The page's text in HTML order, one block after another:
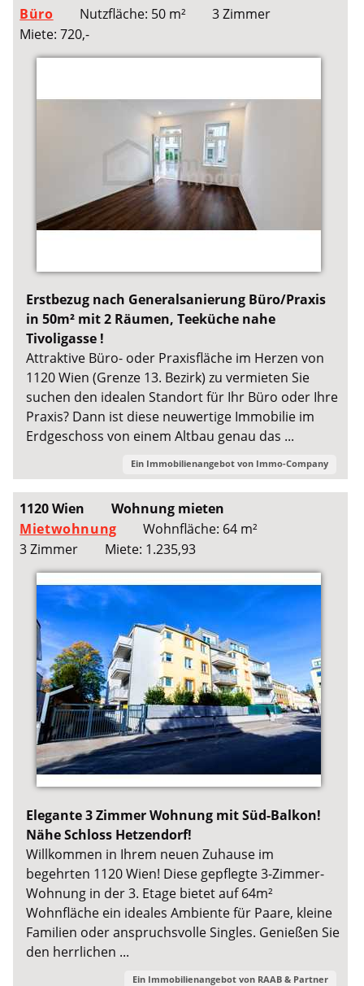
Büro
Nutzfläche: 50 m²
3 Zimmer
Miete: 720,-
Erstbezug nach Generalsanierung Büro/Praxis
in 50m² mit 2 Räumen, Teeküche nahe
Tivoligasse !
Attraktive Büro- oder Praxisfläche im Herzen von
1120 Wien (Grenze 13. Bezirk) zu vermieten Sie
suchen den idealen Standort für Ihr Büro oder Ihre
Praxis? Dann ist diese neuwertige Immobilie im
Erdgeschoss von einem Altbau genau das ...
Ein Immobilienangebot von Immo-Company
1120 Wien
Wohnung mieten
Mietwohnung
Wohnfläche: 64 m²
3 Zimmer
Miete: 1.235,93
Elegante 3 Zimmer Wohnung mit Süd-Balkon!
Nähe Schloss Hetzendorf!
Willkommen in Ihrem neuen Zuhause im
begehrten 1120 Wien! Diese gepflegte 3-Zimmer-
Wohnung in der 3. Etage bietet auf 64m²
Wohnfläche ein ideales Ambiente für Paare, kleine
Familien oder anspruchsvolle Singles. Genießen Sie
den herrlichen ...
Ein Immobilienangebot von RAAB & Partner